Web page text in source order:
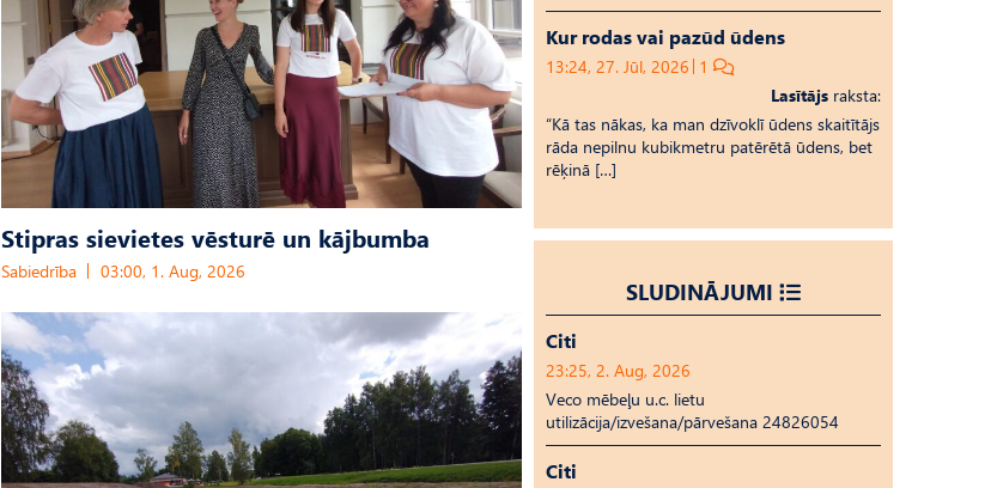
Stipras sievietes vēsturē un kājbumba
Sabiedrība 03:00, 1. Aug, 2026
Kur rodas vai pazūd ūdens
13:24, 27. Jūl, 2026 1
Lasītājs raksta:
“Kā tas nākas, ka man dzīvoklī ūdens skaitītājs
rāda nepilnu kubikmetru patērētā ūdens, bet
rēķinā […]
SLUDINĀJUMI
Citi
23:25, 2. Aug, 2026
Veco mēbeļu u.c. lietu
utilizācija/izvešana/pārvešana 24826054
Citi